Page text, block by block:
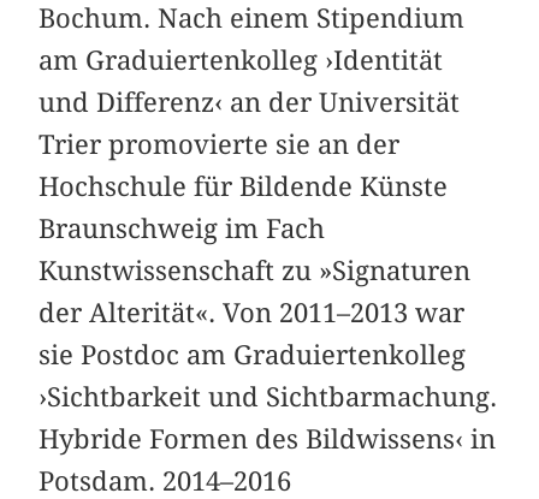
Bochum. Nach einem Stipendium
am Graduiertenkolleg ›Identität
und Differenz‹ an der Universität
Trier promovierte sie an der
Hochschule für Bildende Künste
Braunschweig im Fach
Kunstwissenschaft zu »Signaturen
der Alterität«. Von 2011–2013 war
sie Postdoc am Graduiertenkolleg
›Sichtbarkeit und Sichtbarmachung.
Hybride Formen des Bildwissens‹ in
Potsdam. 2014–2016